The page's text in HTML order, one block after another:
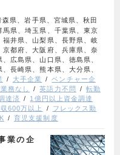
森県、岩手県、宮城県、秋田
県、埼玉県、千葉県、東京
井県、山梨県、長野県、岐
都府、大阪府、兵庫県、奈
広島県、山口県、徳島県、
長崎県、熊本県、大分県、
大手企業
ベンチャー企
務なし 英語力不問
転勤
達済
1億円以上資金調達
600万以上
フレックス勤
育児支援制度
業の企